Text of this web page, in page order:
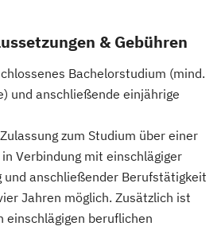
& Gebühren
Bachelorstudium (mind.
und anschließende einjährige
zum Studium über einer
Verbindung mit einschlägiger
und anschließender Berufstätigkeit
Jahren möglich. Zusätzlich ist
einschlägigen beruflichen